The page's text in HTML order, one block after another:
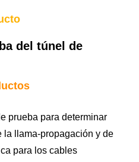
del túnel de
prueba para determinar
la llama-propagación y de
para los cables